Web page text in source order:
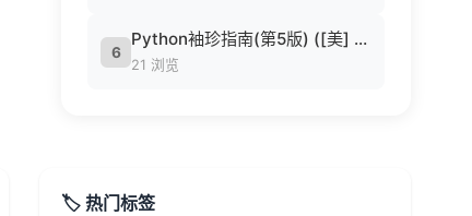
6
Python袖珍指南(第5版) ([美] 马克·卢茨 (Mark Lutz) 著 候荣涛 译).pdf
21 浏览
🏷️ 热门标签